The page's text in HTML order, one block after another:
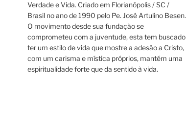
Verdade e Vida. Criado em Florianópolis / SC /
Brasil no ano de 1990 pelo Pe. José Artulino Besen.
O movimento desde sua fundação se
comprometeu com a juventude, esta tem buscado
ter um estilo de vida que mostre a adesão a Cristo,
com um carisma e mística próprios, mantém uma
espiritualidade forte que da sentido à vida.